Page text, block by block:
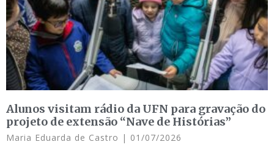
Alunos visitam rádio da UFN para gravação do
projeto de extensão “Nave de Histórias”
Maria Eduarda de Castro 01/07/2026